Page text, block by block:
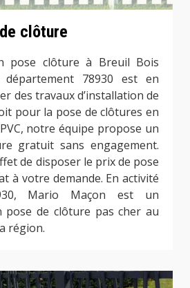
clôture
pose clôture à Breuil Bois
78930 est en
des travaux d’installation de
pour la pose de clôtures en
notre équipe propose un
gratuit sans engagement.
de disposer le prix de pose
à votre demande. En activité
Mario Maçon est un
pose de clôture pas cher au
région.